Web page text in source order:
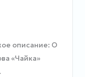
описание: О
«Чайка»